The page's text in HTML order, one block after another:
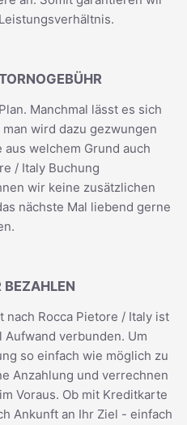
Manchmal lässt es sich
wird dazu gezwungen
welchem Grund auch
/ Italy Buchung
wir keine zusätzlichen
nächste Mal liebend gerne
BEZAHLEN
Rocca Pietore / Italy ist
verbunden. Um
so einfach wie möglich zu
Anzahlung und verrechnen
Voraus. Ob mit Kreditkarte
Ankunft an Ihr Ziel - einfach